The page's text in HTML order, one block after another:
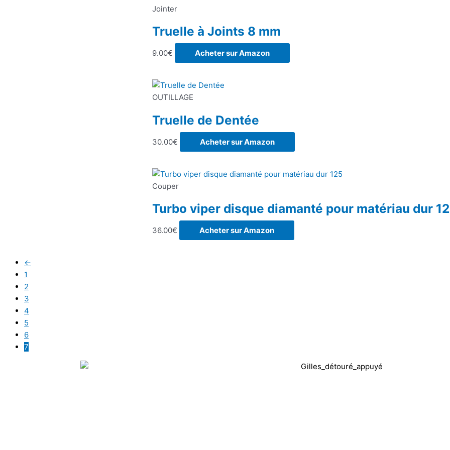
Jointer
Truelle à Joints 8 mm
9.00€ Acheter sur Amazon
OUTILLAGE
Truelle de Dentée
30.00€ Acheter sur Amazon
Couper
Turbo viper disque diamanté pour matériau dur
36.00€ Acheter sur Amazon
←
1
2
3
4
5
6
7